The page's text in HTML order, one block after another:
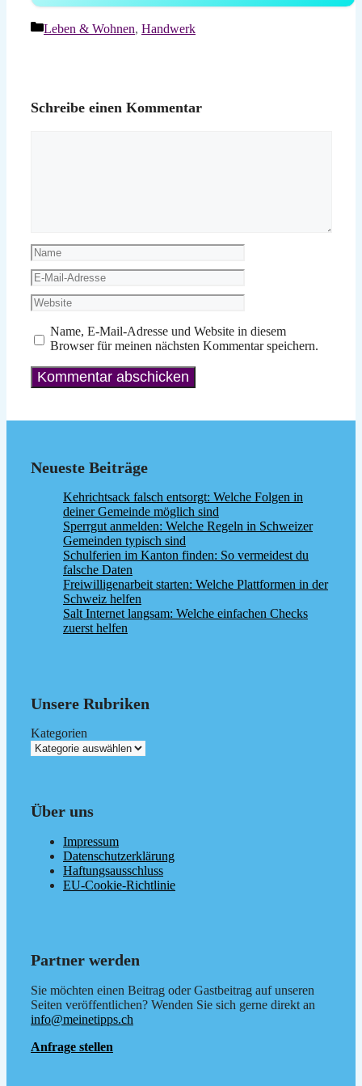
Kategorien
Leben & Wohnen, Handwerk
Schreibe einen Kommentar
Name
E-
Mail-
Adresse
Website
Name, E-Mail-Adresse und Website in diesem
Browser für meinen nächsten Kommentar speichern.
Neueste Beiträge
Kehrichtsack falsch entsorgt: Welche Folgen in
deiner Gemeinde möglich sind
Sperrgut anmelden: Welche Regeln in Schweizer
Gemeinden typisch sind
Schulferien im Kanton finden: So vermeidest du
falsche Daten
Freiwilligenarbeit starten: Welche Plattformen in der
Schweiz helfen
Salt Internet langsam: Welche einfachen Checks
zuerst helfen
Unsere Rubriken
Kategorien
Über uns
Impressum
Datenschutzerklärung
Haftungsausschluss
EU-Cookie-Richtlinie
Partner werden
Sie möchten einen Beitrag oder Gastbeitrag auf unseren
Seiten veröffentlichen? Wenden Sie sich gerne direkt an
info@meinetipps.ch
Anfrage stellen